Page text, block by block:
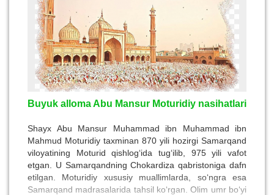
Buyuk alloma Abu Mansur Moturidiy nasihatlari
Shayx Abu Mansur Muhammad ibn Muhammad ibn
Mahmud Moturidiy taxminan 870 yili hozirgi Samarqand
viloyatining Moturid qishlog‘ida tug‘ilib, 975 yili vafot
etgan. U Samarqandning Chokardiza qabristoniga dafn
etilgan. Moturidiy xususiy muallimlarda, so‘ngra esa
Samarqand madrasalarida tahsil ko‘rgan. Olim umr bo‘yi